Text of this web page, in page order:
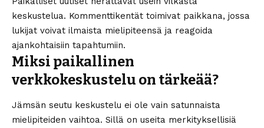
keskustelua. Kommenttikentät toimivat paikkana, jossa
lukijat voivat ilmaista mielipiteensä ja reagoida
ajankohtaisiin tapahtumiin.
Miksi paikallinen
verkkokeskustelu on tärkeää?
Jämsän seutu keskustelu ei ole vain satunnaista
mielipiteiden vaihtoa. Sillä on useita merkityksellisiä